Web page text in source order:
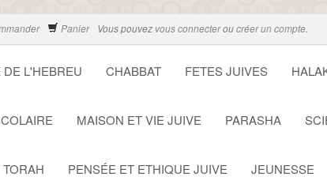
Panier Vous pouvez vous connecteroucréer un compte.
L'HEBREU CHABBAT FETES JUIVES
MAISON ET VIE JUIVE PARASHA
TORAH PENSÉE ET ETHIQUE JUIVE JEUNESSE